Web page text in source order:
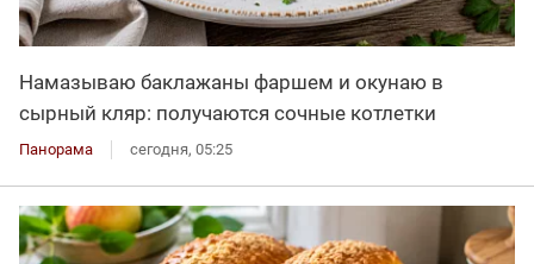
Намазываю баклажаны фаршем и окунаю в
сырный кляр: получаются сочные котлетки
Панорама сегодня, 05:25